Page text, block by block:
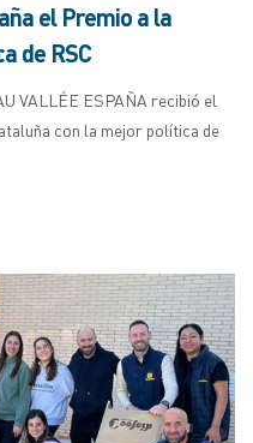
el Premio a la
de RSC
VALLÉE ESPAÑA recibió el
con la mejor política de